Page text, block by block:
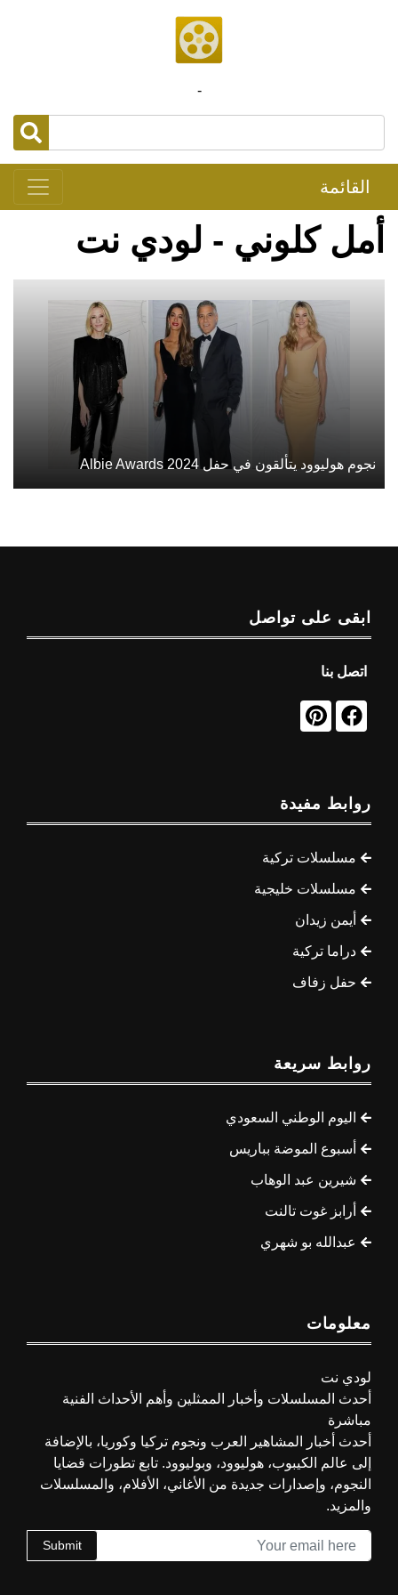
-
القائمة
أمل كلوني - لودي نت
نجوم هوليوود يتألقون في حفل Albie Awards 2024
ابقى على تواصل
اتصل بنا
روابط مفيدة
مسلسلات تركية
مسلسلات خليجية
أيمن زيدان
دراما تركية
حفل زفاف
روابط سريعة
اليوم الوطني السعودي
أسبوع الموضة بباريس
شيرين عبد الوهاب
أرابز غوت تالنت
عبدالله بو شهري
معلومات
لودي نت
أحدث المسلسلات وأخبار الممثلين وأهم الأحداث الفنية
مباشرة
أحدث أخبار المشاهير العرب ونجوم تركيا وكوريا، بالإضافة
إلى عالم الكيبوب، هوليوود، وبوليوود. تابع تطورات قضايا
النجوم، وإصدارات جديدة من الأغاني، الأفلام، والمسلسلات
والمزيد.
Submit